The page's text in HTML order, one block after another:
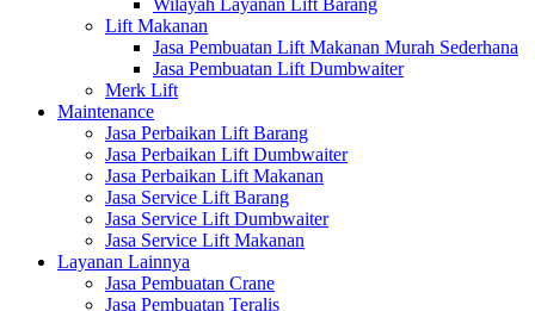
Lift Makanan
Jasa Pembuatan Lift Makanan Murah Sederhana
Jasa Pembuatan Lift Dumbwaiter
Merk Lift
Maintenance
Jasa Perbaikan Lift Barang
Jasa Perbaikan Lift Dumbwaiter
Jasa Perbaikan Lift Makanan
Jasa Service Lift Barang
Jasa Service Lift Dumbwaiter
Jasa Service Lift Makanan
Layanan Lainnya
Jasa Pembuatan Crane
Jasa Pembuatan Teralis